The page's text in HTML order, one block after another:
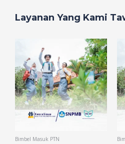
Layanan Yang Kami
Bimbel Masuk PTN